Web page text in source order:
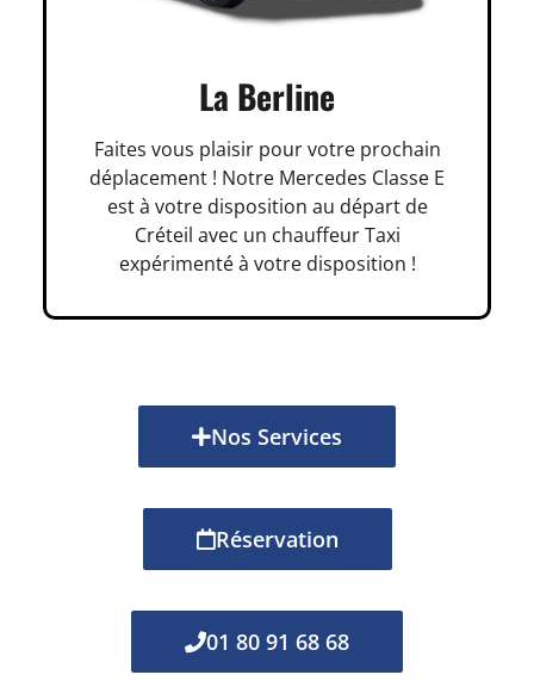
La Berline
Faites vous plaisir pour votre prochain
déplacement ! Notre Mercedes Classe E
est à votre disposition au départ de
Créteil avec un chauffeur Taxi
expérimenté à votre disposition !
Nos Services
Réservation
01 80 91 68 68